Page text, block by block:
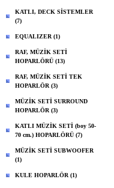
KATLI, DECK SİSTEMLER
(7)
EQUALIZER (1)
RAF, MÜZİK SETİ
HOPARLÖRÜ (13)
RAF, MÜZİK SETİ TEK
HOPARLÖR (3)
MÜZİK SETİ SURROUND
HOPARLÖR (3)
KATLI MÜZİK SETİ (boy 50-
70 cm.) HOPARLÖRÜ (7)
MÜZİK SETİ SUBWOOFER
(1)
KULE HOPARLÖR (1)